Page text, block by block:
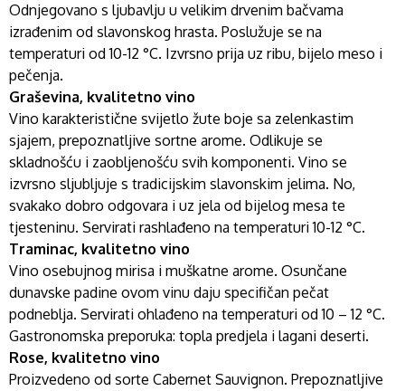
Odnjegovano s ljubavlju u velikim drvenim bačvama
izrađenim od slavonskog hrasta. Poslužuje se na
temperaturi od 10-12 °C. Izvrsno prija uz ribu, bijelo meso i
pečenja.
Graševina, kvalitetno vino
Vino karakteristične svijetlo žute boje sa zelenkastim
sjajem, prepoznatljive sortne arome. Odlikuje se
skladnošću i zaobljenošću svih komponenti. Vino se
izvrsno sljubljuje s tradicijskim slavonskim jelima. No,
svakako dobro odgovara i uz jela od bijelog mesa te
tjesteninu. Servirati rashlađeno na temperaturi 10-12 °C.
Traminac, kvalitetno vino
Vino osebujnog mirisa i muškatne arome. Osunčane
dunavske padine ovom vinu daju specifičan pečat
podneblja. Servirati ohlađeno na temperaturi od 10 – 12 °C.
Gastronomska preporuka: topla predjela i lagani deserti.
Rose, kvalitetno vino
Proizvedeno od sorte Cabernet Sauvignon. Prepoznatljive